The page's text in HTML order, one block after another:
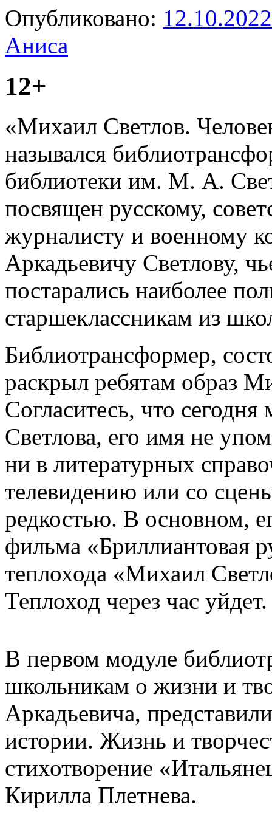
Опубликовано: 12.10.2022
Аниса
12+
«Михаил Светлов.
назывался
библиотеки им. М. А.
посвящен русскому,
журналисту и военному
Аркадьевичу Светлову,
постарались наиболее
старшеклассникам из
Библиотрансформер,
раскрыл ребятам образ
Согласитесь, что
Светлова, его имя не
ни в литературных
телевидению или со
редкостью. В основном,
фильма «Бриллиантовая
теплохода «Михаил
Теплоход через час уйдет.
В первом модуле
школьникам о жизни и
Аркадьевича,
истории. Жизнь и
стихотворение
Кирилла Плетнева.